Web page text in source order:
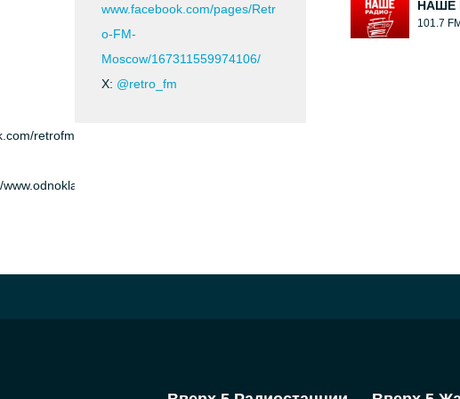
retrofm
retrofm
www.facebook.com/pages/Retr
o-FM-
Moscow/167311559974106/
X: @retro_fm
НАШЕ
101.7 FM